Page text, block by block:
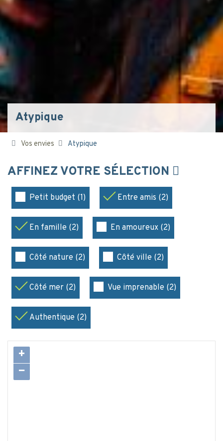
Atypique
Vos envies Atypique
AFFINEZ VOTRE SÉLECTION
Petit budget (1) Entre amis (2)
En famille (2) En amoureux (2)
Côté nature (2) Côté ville (2)
Côté mer (2) Vue imprenable (2)
Authentique (2)
+
−